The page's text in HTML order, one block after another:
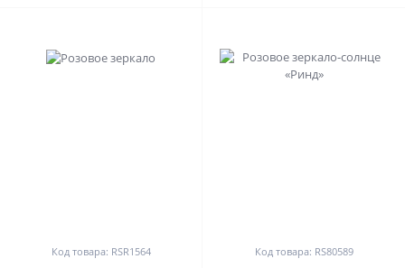
Код товара: RSR1564 Код товара: RS80589